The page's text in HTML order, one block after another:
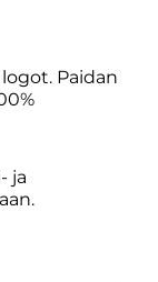
Paidan
ja